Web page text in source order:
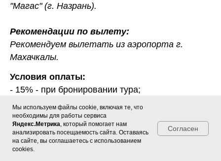
"Магас" (г. Назрань).
Рекомендации по вылету:
Рекомендуем вылетать из аэропорта г.
Махачкалы.
Условия оплаты:
- 15% - при бронировании тура;
- 50 % - за 14 дней до начала тура;
- 100% - за 7 дней до начала тура.
Условия аннуляции тура:
- Отмена более чем за 14 дней до заезда -
Мы используем файлы cookie, включая те, что
необходимы для работы сервиса
Яндекс.Метрика, который помогает нам
анализировать посещаемость сайта. Оставаясь
на сайте, вы соглашаетесь с использованием
cookies.
Согласен